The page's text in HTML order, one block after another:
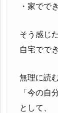
・家でで
そう感じ
自宅でで
無理に読
「今の自
として、